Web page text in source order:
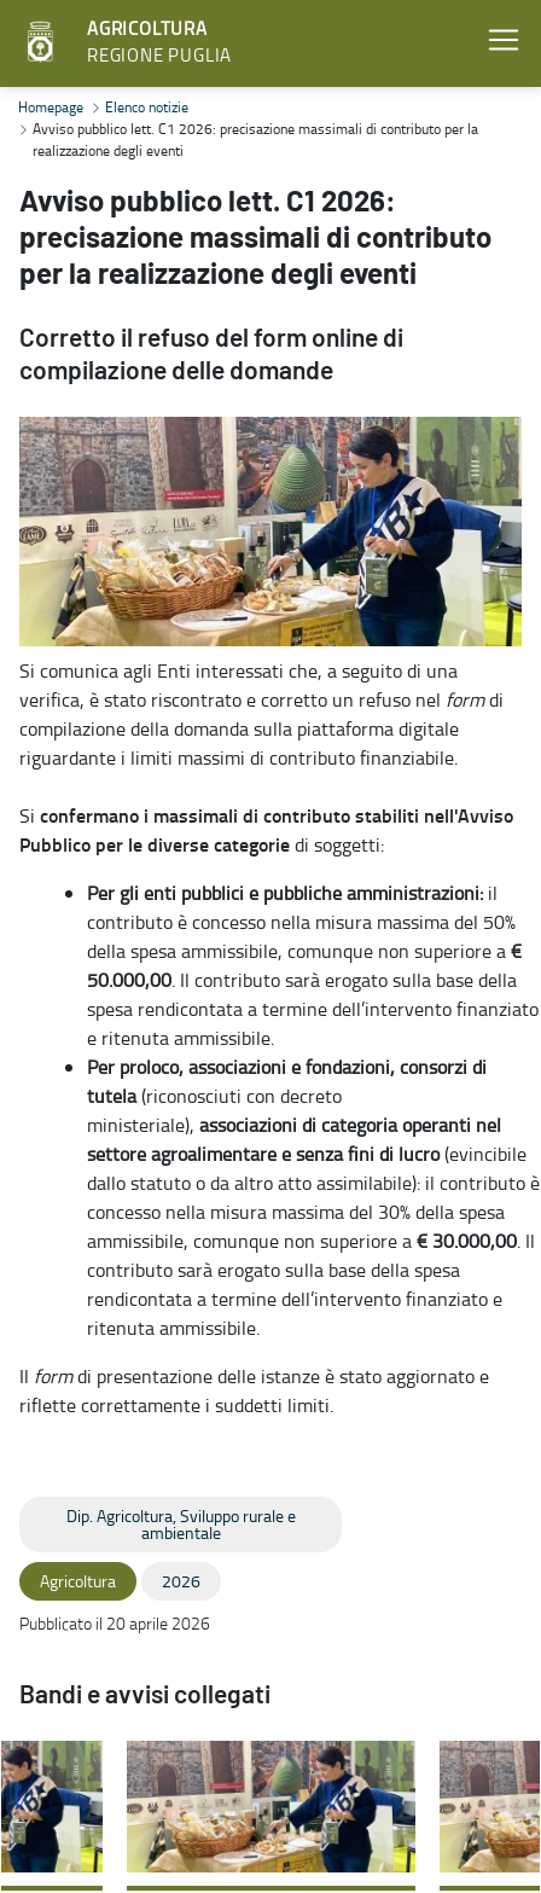
AGRICOLTURA
REGIONE PUGLIA
Avviso pubblico lett. C1 2026: precisazione massimali di
Homepage
Elenco notizie
Avviso pubblico lett. C1 2026: precisazione massimali di contributo per la
realizzazione degli eventi
Avviso pubblico lett. C1 2026:
precisazione massimali di contributo
per la realizzazione degli eventi
Corretto il refuso del form online di
compilazione delle domande
Si comunica agli Enti interessati che, a seguito di una
verifica, è stato riscontrato e corretto un refuso nel formdi
compilazione della domanda sulla piattaforma digitale
riguardante i limiti massimi di contributo finanziabile.
Si confermano i massimali di contributo stabiliti nell'Avviso
Pubblico per le diverse categoriedi soggetti:
Per gli enti pubblici e pubbliche amministrazioni: il
contributo è concesso nella misura massima del 50%
della spesa ammissibile, comunque non superiore a€
50.000,00. Il contributo sarà erogato sulla base della
spesa rendicontata a termine dell’intervento finanziato
e ritenuta ammissibile.
Per proloco, associazioni e fondazioni, consorzi di
tutela(riconosciuti con decreto
ministeriale), associazioni di categoria operanti nel
settore agroalimentare e senza fini di lucro(evincibile
dallo statuto o da altro atto assimilabile): il contributo è
concesso nella misura massima del 30% della spesa
ammissibile, comunque non superiore a€ 30.000,00. Il
contributo sarà erogato sulla base della spesa
rendicontata a termine dell’intervento finanziato e
ritenuta ammissibile.
Il formdi presentazione delle istanze è stato aggiornato e
riflette correttamente i suddetti limiti.
Dip. Agricoltura, Sviluppo rurale e
ambientale
Agricoltura
2026
Pubblicato il 20 aprile 2026
Bandi e avvisi collegati